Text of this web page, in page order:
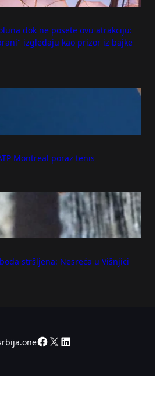
dok ne posete ovu atrakciju:
izgledaju kao prizor iz bajke
Montreal poraz tenis
stršljena: Nesreća u Višnjici
Facebook
X LinkedIn